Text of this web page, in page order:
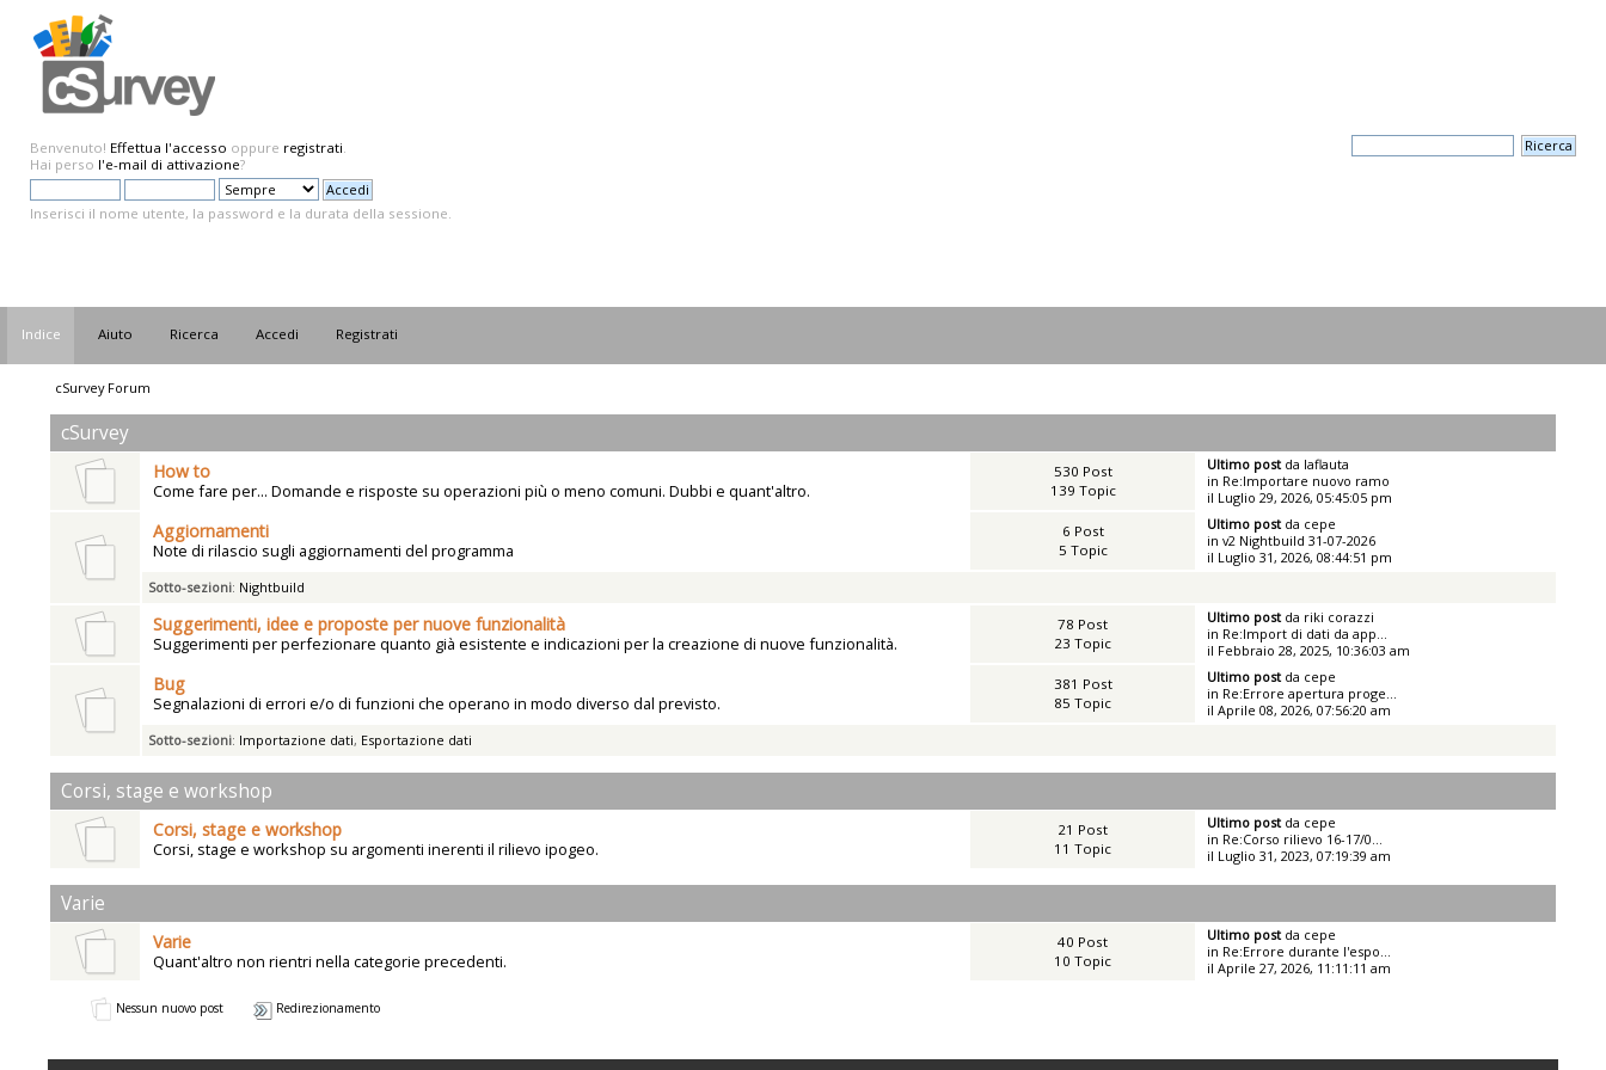
Benvenuto! Effettua l'accesso oppure registrati.
Hai perso l'e-mail di attivazione?
Inserisci il nome utente, la password e la durata della sessione.
Indice Aiuto Ricerca Accedi Registrati
cSurvey Forum
cSurvey
How to
Come fare per... Domande e risposte su operazioni più o meno comuni. Dubbi e quant'altro.
530 Post
139 Topic
Ultimo postda laflauta
in Re:Importare nuovo ramo
il Luglio 29, 2026, 05:45:05 pm
Aggiornamenti
Note di rilascio sugli aggiornamenti del programma
6 Post
5 Topic
Ultimo postda cepe
in v2 Nightbuild 31-07-2026
il Luglio 31, 2026, 08:44:51 pm
Sotto-sezioni: Nightbuild
Suggerimenti, idee e proposte per nuove funzionalità
Suggerimenti per perfezionare quanto già esistente e indicazioni per la creazione di nuove funzionalità.
78 Post
23 Topic
Ultimo postda riki corazzi
in Re:Import di dati da app...
il Febbraio 28, 2025, 10:36:03 am
Bug
Segnalazioni di errori e/o di funzioni che operano in modo diverso dal previsto.
381 Post
85 Topic
Ultimo postda cepe
in Re:Errore apertura proge...
il Aprile 08, 2026, 07:56:20 am
Sotto-sezioni: Importazione dati, Esportazione dati
Corsi, stage e workshop
Corsi, stage e workshop
Corsi, stage e workshop su argomenti inerenti il rilievo ipogeo.
21 Post
11 Topic
Ultimo postda cepe
in Re:Corso rilievo 16-17/0...
il Luglio 31, 2023, 07:19:39 am
Varie
Varie
Quant'altro non rientri nella categorie precedenti.
40 Post
10 Topic
Ultimo postda cepe
in Re:Errore durante l'espo...
il Aprile 27, 2026, 11:11:11 am
Nessun nuovo post Redirezionamento